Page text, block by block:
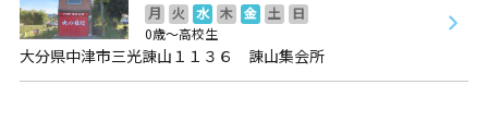
月 火 水 木 金 土
日
0歳～高校生
大分県中津市三光諌山１１３６ 諌山集会所